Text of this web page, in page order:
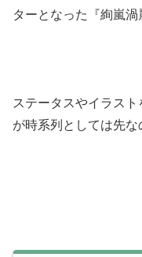
ターとなった『絢嵐渦
ステータスやイラス
が時系列としては先な